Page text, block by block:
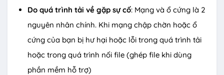
Do quá trình tải về gặp sự cố: Mạng và ổ cứng là 2
nguyên nhân chính. Khi mạng chập chờn hoặc ổ
cứng của bạn bị hư hại hoặc lỗi trong quá trình tải
hoặc trong quá trình nối file (ghép file khi dùng
phần mềm hỗ trợ)